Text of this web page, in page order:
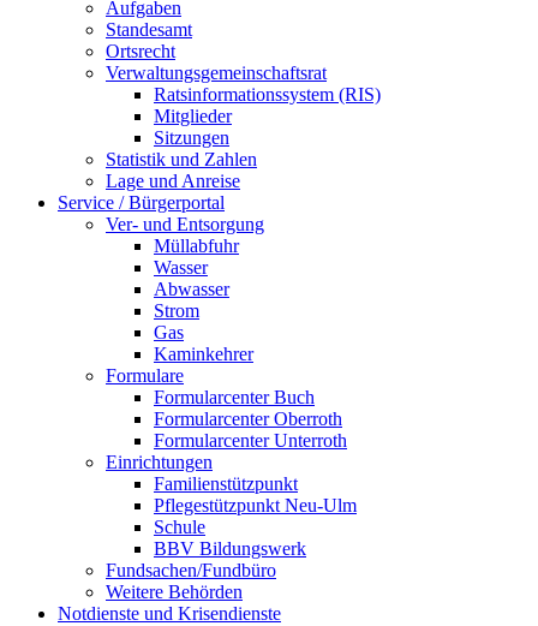
Aufgaben
Standesamt
Ortsrecht
Verwaltungsgemeinschaftsrat
Ratsinformationssystem (RIS)
Mitglieder
Sitzungen
Statistik und Zahlen
Lage und Anreise
Service / Bürgerportal
Ver- und Entsorgung
Müllabfuhr
Wasser
Abwasser
Strom
Gas
Kaminkehrer
Formulare
Formularcenter Buch
Formularcenter Oberroth
Formularcenter Unterroth
Einrichtungen
Familienstützpunkt
Pflegestützpunkt Neu-Ulm
Schule
BBV Bildungswerk
Fundsachen/Fundbüro
Weitere Behörden
Notdienste und Krisendienste